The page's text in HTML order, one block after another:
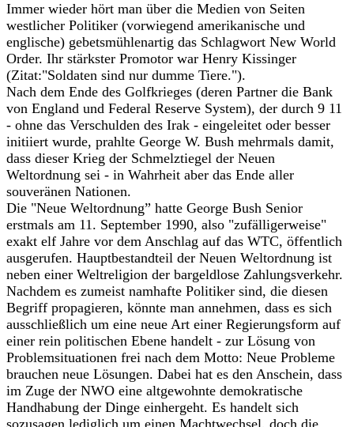
Immer wieder hört man über die Medien von Seiten
westlicher Politiker (vorwiegend amerikanische und
englische) gebetsmühlenartig das Schlagwort New World
Order. Ihr stärkster Promotor war Henry Kissinger
(Zitat:"Soldaten sind nur dumme Tiere.").
Nach dem Ende des Golfkrieges (deren Partner die Bank
von England und Federal Reserve System), der durch 9 11
- ohne das Verschulden des Irak - eingeleitet oder besser
initiiert wurde, prahlte George W. Bush mehrmals damit,
dass dieser Krieg der Schmelztiegel der Neuen
Weltordnung sei - in Wahrheit aber das Ende aller
souveränen Nationen.
Die "Neue Weltordnung” hatte George Bush Senior
erstmals am 11. September 1990, also "zufälligerweise"
exakt elf Jahre vor dem Anschlag auf das WTC, öffentlich
ausgerufen. Hauptbestandteil der Neuen Weltordnung ist
neben einer Weltreligion der bargeldlose Zahlungsverkehr.
Nachdem es zumeist namhafte Politiker sind, die diesen
Begriff propagieren, könnte man annehmen, dass es sich
ausschließlich um eine neue Art einer Regierungsform auf
einer rein politischen Ebene handelt - zur Lösung von
Problemsituationen frei nach dem Motto: Neue Probleme
brauchen neue Lösungen. Dabei hat es den Anschein, dass
im Zuge der NWO eine altgewohnte demokratische
Handhabung der Dinge einhergeht. Es handelt sich
sozusagen lediglich um einen Machtwechsel, doch die